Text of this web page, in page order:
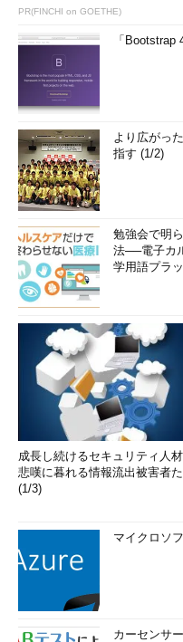
PR(FINCHI on GOETHE)
「Bootstrap
より広がっ
指す (1/2)
勉強会で明
法──電子カ
学用語プラ
成長し続けるセキュリティ人材
悲嘆に暮れる情報流出被害者
(1/3)
マイクロソ
カーセンサ